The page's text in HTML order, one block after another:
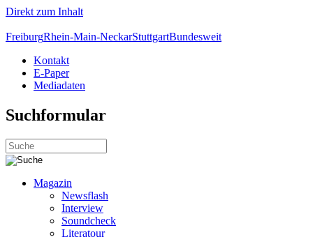
Direkt zum Inhalt
FreiburgRhein-Main-NeckarStuttgartBundesweit
Kontakt
E-Paper
Mediadaten
Suchformular
Magazin
Newsflash
Interview
Soundcheck
Literatour